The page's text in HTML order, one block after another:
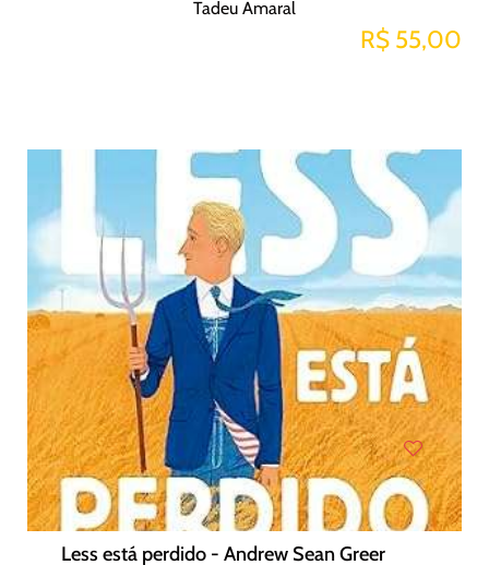
Tadeu Amaral
R$ 55,00
Less está perdido - Andrew Sean Greer